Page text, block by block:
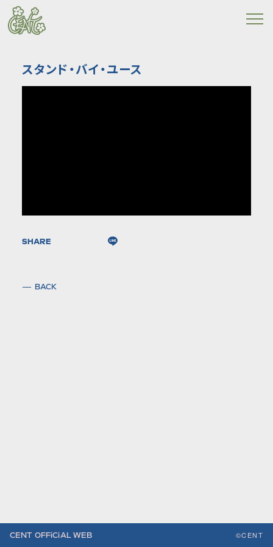
スタンド・バイ・ユース
SHARE
BACK
CENT OFFiCiAL WEB ©CENT